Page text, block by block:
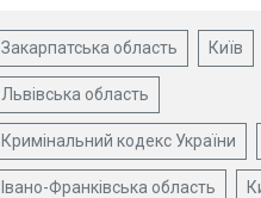
Закарпатська область Київ
Львівська область
Кримінальний кодекс України
Івано-Франківська область